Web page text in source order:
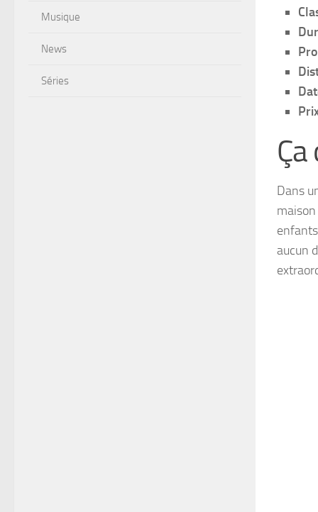
Dans
aucun
Musique
News
Séries